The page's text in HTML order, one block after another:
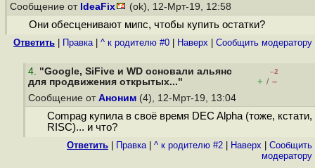
Сообщение от IdeaFix (ok), 12-Мрт-19, 12:58
Они обесценивают мипс, чтобы купить остатки?
Ответить Правка| ^ к родителю #0 Наверх Cообщить модератору
4. "Google, SiFive и WD основали альянс
для продвижения открытых..."
–2
+ / –
Сообщение от Аноним (4), 12-Мрт-19, 13:04
Compag купила в своё время DEC Alpha (тоже, кстати,
RISC)... и что?
Ответить Правка| ^ к родителю #2 Наверх
Cообщить
модератору